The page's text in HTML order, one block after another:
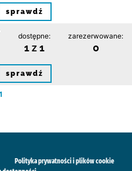
sprawdź
dostępne:
1 z 1
zarezerwowane:
0
sprawdź
1
Polityka prywatności i plików cookie